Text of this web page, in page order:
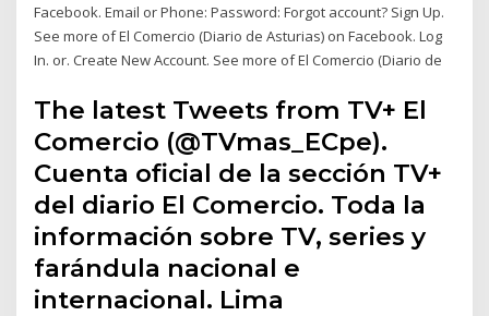
Facebook. Email or Phone: Password: Forgot account? Sign Up.
See more of El Comercio (Diario de Asturias) on Facebook. Log
In. or. Create New Account. See more of El Comercio (Diario de
The latest Tweets from TV+ El
Comercio (@TVmas_ECpe).
Cuenta oficial de la sección TV+
del diario El Comercio. Toda la
información sobre TV, series y
farándula nacional e
internacional. Lima